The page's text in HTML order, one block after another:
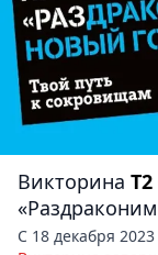
Викторина
С 18 декабря